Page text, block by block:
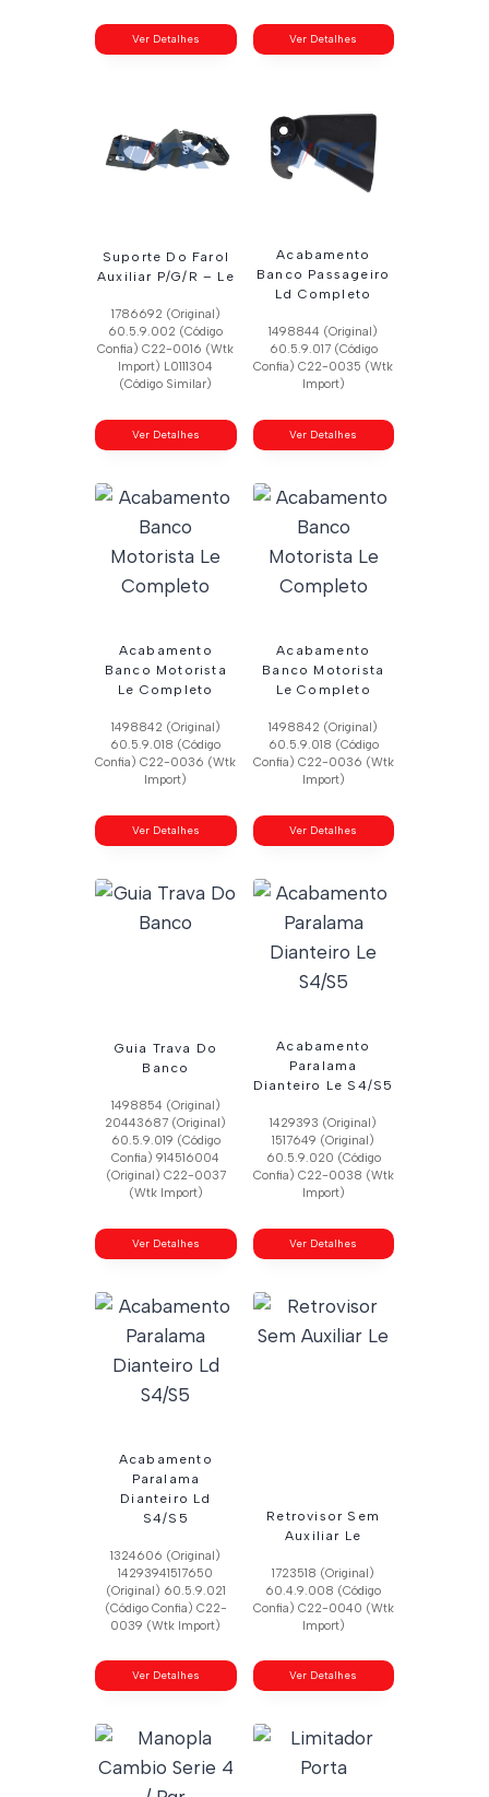
Ver Detalhes Ver Detalhes
Suporte Do Farol
Auxiliar P/G/R – Le
1786692 (Original)
60.5.9.002 (Código
Confia) C22-0016 (Wtk
Import) L0111304
(Código Similar)
Ver Detalhes
Acabamento
Banco Passageiro
Ld Completo
1498844 (Original)
60.5.9.017 (Código
Confia) C22-0035 (Wtk
Import)
Ver Detalhes
Acabamento
Banco Motorista
Le Completo
1498842 (Original)
60.5.9.018 (Código
Confia) C22-0036 (Wtk
Import)
Ver Detalhes
Acabamento
Banco Motorista
Le Completo
1498842 (Original)
60.5.9.018 (Código
Confia) C22-0036 (Wtk
Import)
Ver Detalhes
Guia Trava Do
Banco
1498854 (Original)
20443687 (Original)
60.5.9.019 (Código
Confia) 914516004
(Original) C22-0037
(Wtk Import)
Ver Detalhes
Acabamento
Paralama
Dianteiro Le S4/S5
1429393 (Original)
1517649 (Original)
60.5.9.020 (Código
Confia) C22-0038 (Wtk
Import)
Ver Detalhes
Acabamento
Paralama
Dianteiro Ld
S4/S5
1324606 (Original)
14293941517650
(Original) 60.5.9.021
(Código Confia) C22-
0039 (Wtk Import)
Ver Detalhes
Retrovisor Sem
Auxiliar Le
1723518 (Original)
60.4.9.008 (Código
Confia) C22-0040 (Wtk
Import)
Ver Detalhes